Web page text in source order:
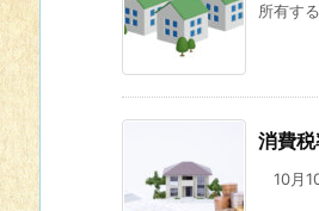
所有す
消費
10月